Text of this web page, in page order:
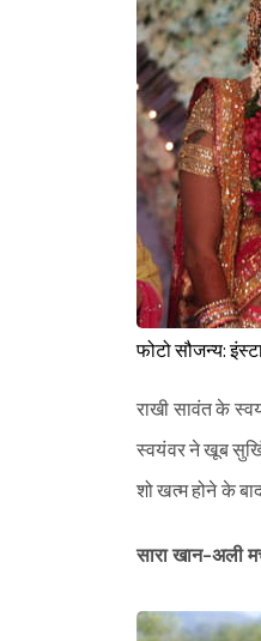
फोटो सौजन्य:
राखी सावंत के
स्वयंवर ने खूब
शो खत्म होने के
सारा खान-अली